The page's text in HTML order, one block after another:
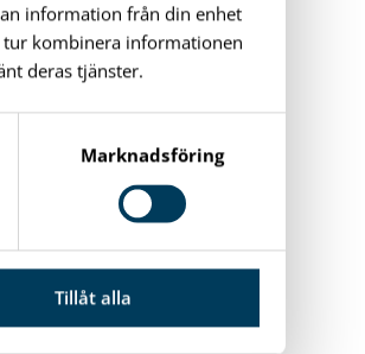
information från din enhet
tur kombinera informationen
deras tjänster.
Marknadsföring
Tillåt alla